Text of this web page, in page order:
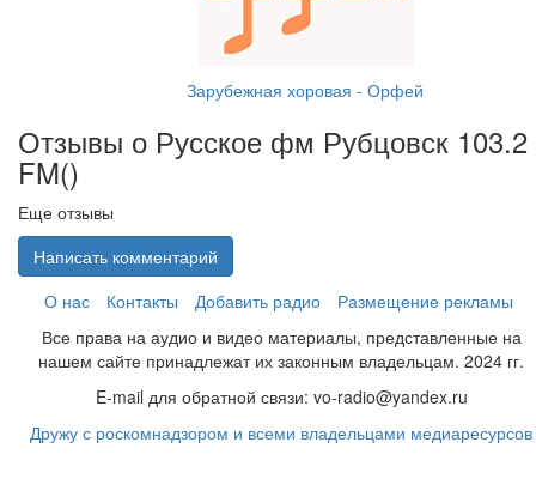
Зарубежная хоровая - Орфей
Отзывы о Русское фм Рубцовск 103.2
FM()
Еще отзывы
Написать комментарий
О нас
Контакты Добавить радио
Размещение рекламы
Все права на аудио и видео материалы, представленные на
нашем сайте принадлежат их законным владельцам. 2024 гг.
E-mail для обратной связи: vo-radio@yandex.ru
Дружу с роскомнадзором и всеми владельцами медиаресурсов